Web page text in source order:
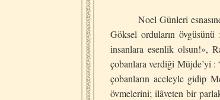
Noel Günleri esnasında
Göksel orduların
insanlara esenlik olsun!»,
çobanlara verdiği Müjde’yi :
çobanların aceleyle gidip
övmelerini; ilâveten bir